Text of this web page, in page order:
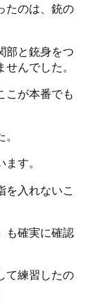
たのは、銃の
部と銃身をつ
んでした。
こが本番でも
す。
を入れないこ
も確実に確認
て練習したの